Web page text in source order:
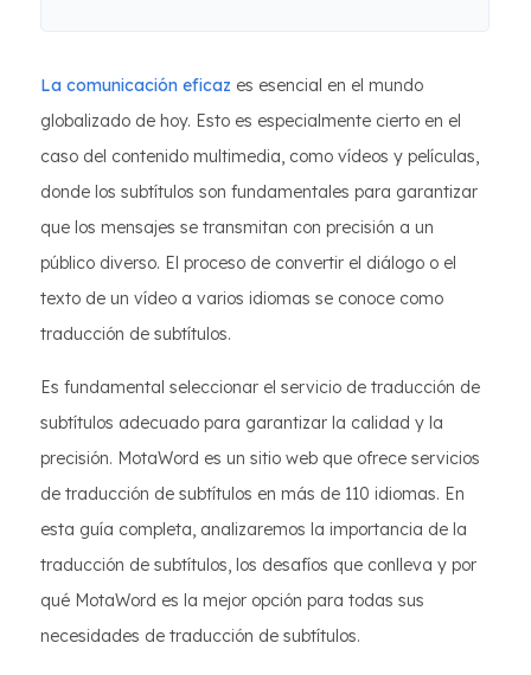
La comunicación eficaz es esencial en el mundo
globalizado de hoy. Esto es especialmente cierto en el
caso del contenido multimedia, como vídeos y películas,
donde los subtítulos son fundamentales para garantizar
que los mensajes se transmitan con precisión a un
público diverso. El proceso de convertir el diálogo o el
texto de un vídeo a varios idiomas se conoce como
traducción de subtítulos.
Es fundamental seleccionar el servicio de traducción de
subtítulos adecuado para garantizar la calidad y la
precisión. MotaWord es un sitio web que ofrece servicios
de traducción de subtítulos en más de 110 idiomas. En
esta guía completa, analizaremos la importancia de la
traducción de subtítulos, los desafíos que conlleva y por
qué MotaWord es la mejor opción para todas sus
necesidades de traducción de subtítulos.